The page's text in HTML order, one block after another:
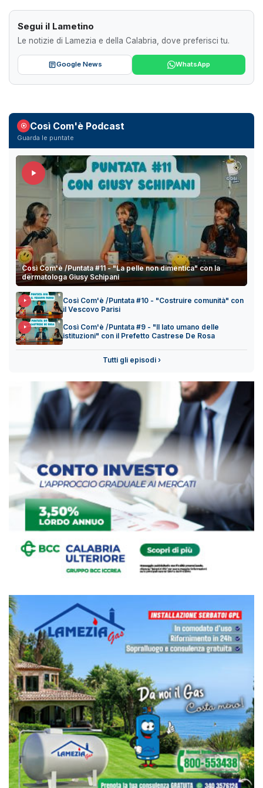
Segui il Lametino
Le notizie di Lamezia e della Calabria, dove preferisci tu.
Google News WhatsApp
Così Com'è Podcast
Guarda le puntate
Così Com'è /Puntata #11 - "La pelle non dimentica" con la
dermatologa Giusy Schipani
Così Com'è /Puntata #10 - "Costruire comunità" con
il Vescovo Parisi
Così Com'è /Puntata #9 - "Il lato umano delle
istituzioni" con il Prefetto Castrese De Rosa
Tutti gli episodi ›